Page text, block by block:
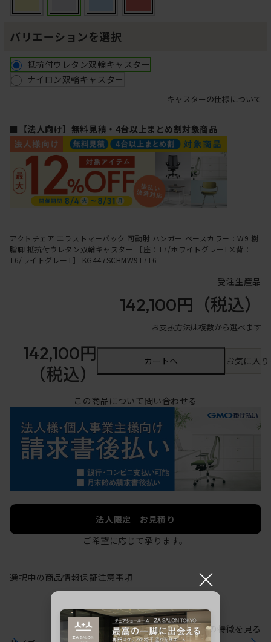
バリエーションを選択
抵抗付ウレタン双輪キャスター
ナイロン双輪キャスター
キャスターの仕様について
■【法人向け】無料見積・4台以上まとめ割対象商品
アクトチェア エラストマーバック 可動肘 ハンガー ベースカラー：W9 樹
脂脚 抵抗付ウレタン双輪キャスター ［座：T7/ホワイトグレーT×背：
T6/ライトグレーT］ KG447SCHMW9T7T6
受注生産品
142,100円 （税込）
お支払方法は複数から選べます
142,100円
（税込）
カートへ お気に入
この商品について問い合わせる
法人限定 お見積り
ご希望に応じて承ります。
選択中の商品情報保証注意事項
シリーズの特徴を見る
×